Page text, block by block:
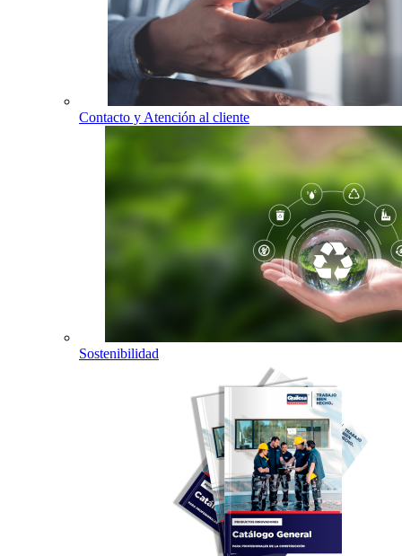
Contacto y Atención al cliente
Sostenibilidad